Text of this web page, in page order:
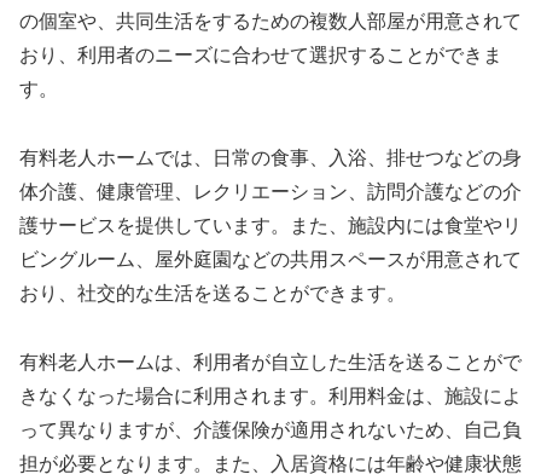
の個室や、共同生活をするための複数人部屋が用意されて
おり、利用者のニーズに合わせて選択することができま
す。
有料老人ホームでは、日常の食事、入浴、排せつなどの身
体介護、健康管理、レクリエーション、訪問介護などの介
護サービスを提供しています。また、施設内には食堂やリ
ビングルーム、屋外庭園などの共用スペースが用意されて
おり、社交的な生活を送ることができます。
有料老人ホームは、利用者が自立した生活を送ることがで
きなくなった場合に利用されます。利用料金は、施設によ
って異なりますが、介護保険が適用されないため、自己負
担が必要となります。また、入居資格には年齢や健康状態